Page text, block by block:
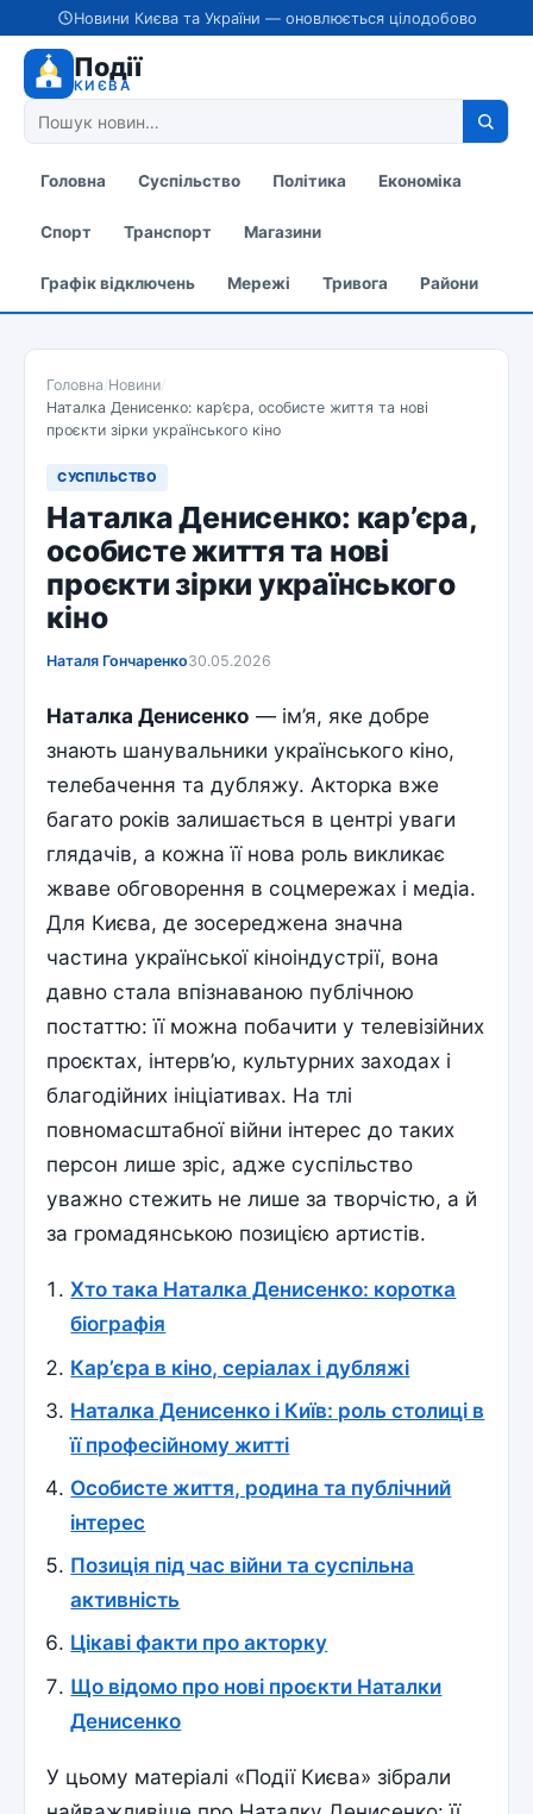
Новини Києва та України — оновлюється цілодобово
Події
КИЄВА
Головна Суспільство Політика Економіка
Спорт Транспорт Магазини
Графік відключень Мережі Тривога Райони
Головна/Новини/
Наталка Денисенко: кар’єра, особисте життя та нові
проєкти зірки українського кіно
СУСПІЛЬСТВО
Наталка Денисенко: кар’єра,
особисте життя та нові
проєкти зірки українського
кіно
Наталя Гончаренко30.05.2026
Наталка Денисенко — ім’я, яке добре
знають шанувальники українського кіно,
телебачення та дубляжу. Акторка вже
багато років залишається в центрі уваги
глядачів, а кожна її нова роль викликає
жваве обговорення в соцмережах і медіа.
Для Києва, де зосереджена значна
частина української кіноіндустрії, вона
давно стала впізнаваною публічною
постаттю: її можна побачити у телевізійних
проєктах, інтерв’ю, культурних заходах і
благодійних ініціативах. На тлі
повномасштабної війни інтерес до таких
персон лише зріс, адже суспільство
уважно стежить не лише за творчістю, а й
за громадянською позицією артистів.
Хто така Наталка Денисенко: коротка
біографія
Кар’єра в кіно, серіалах і дубляжі
Наталка Денисенко і Київ: роль столиці в
її професійному житті
Особисте життя, родина та публічний
інтерес
Позиція під час війни та суспільна
активність
Цікаві факти про акторку
Що відомо про нові проєкти Наталки
Денисенко
У цьому матеріалі «Події Києва» зібрали